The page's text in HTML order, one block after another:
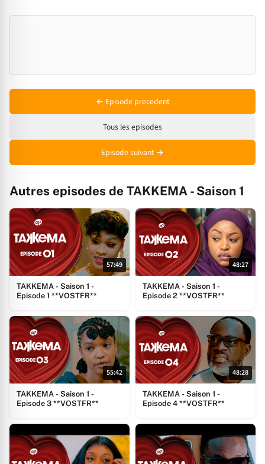
← Episode precedent
Tous les episodes
Episode suivant →
Autres episodes de TAKKEMA - Saison 1
57:49
TAKKEMA - Saison 1 -
Episode 1 **VOSTFR**
48:27
TAKKEMA - Saison 1 -
Episode 2 **VOSTFR**
55:42
TAKKEMA - Saison 1 -
Episode 3 **VOSTFR**
48:28
TAKKEMA - Saison 1 -
Episode 4 **VOSTFR**